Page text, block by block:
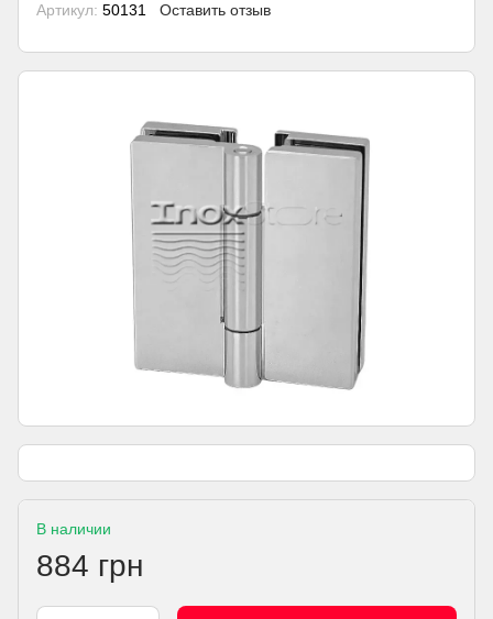
Артикул: 50131 Оставить отзыв
В наличии
884 грн